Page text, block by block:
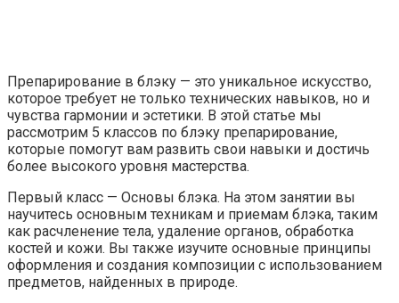
Препарирование в блэку — это уникальное искусство,
которое требует не только технических навыков, но и
чувства гармонии и эстетики. В этой статье мы
рассмотрим 5 классов по блэку препарирование,
которые помогут вам развить свои навыки и достичь
более высокого уровня мастерства.
Первый класс — Основы блэка. На этом занятии вы
научитесь основным техникам и приемам блэка, таким
как расчленение тела, удаление органов, обработка
костей и кожи. Вы также изучите основные принципы
оформления и создания композиции с использованием
предметов, найденных в природе.